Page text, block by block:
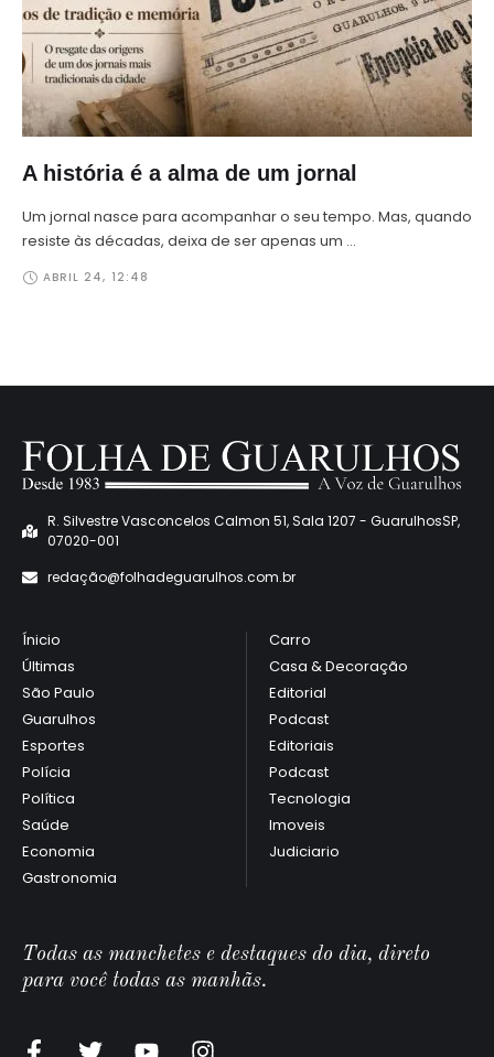
A história é a alma de um jornal
Um jornal nasce para acompanhar o seu tempo. Mas, quando
resiste às décadas, deixa de ser apenas um …
ABRIL 24, 12:48
R. Silvestre Vasconcelos Calmon 51, Sala 1207 - GuarulhosSP,
07020-001
redação@folhadeguarulhos.com.br
Ínicio
Últimas
São Paulo
Guarulhos
Esportes
Polícia
Política
Saúde
Economia
Gastronomia
Carro
Casa & Decoração
Editorial
Podcast
Editoriais
Podcast
Tecnologia
Imoveis
Judiciario
Todas as manchetes e destaques do dia, direto
para você todas as manhãs.